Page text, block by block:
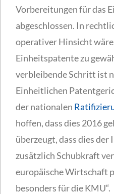
Vorbereitungen für das
abgeschlossen. In
operativer Hinsicht
Einheitspatente zu
verbleibende Schritt ist
Einheitlichen
der nationalen
hoffen, dass dies 2016
überzeugt, dass dies
zusätzlich Schubkraft
europäische Wirtschaft
besonders für die KMU“.